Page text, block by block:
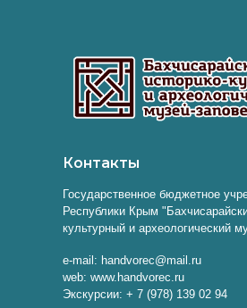
Контакты
Государственное бюджетное
Республики Крым
культурный и археологический
e-mail: handvorec@mail.ru
web: www.handvorec.ru
Экскурсии: + 7 (978) 139 02 94